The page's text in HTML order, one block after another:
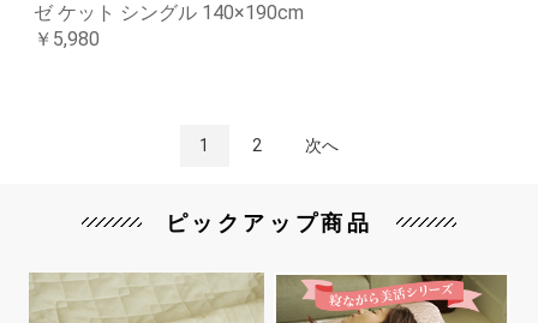
ゼ ケット シングル 140×190cm
￥5,980
1 2 次へ
ピックアップ商品